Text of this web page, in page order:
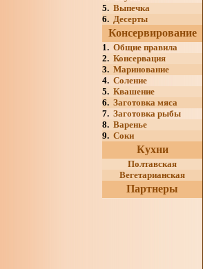
5. Выпечка
6. Десерты
Консервирование
1. Общие правила
2. Консервация
3. Маринование
4. Соление
5. Квашение
6. Заготовка мяса
7. Заготовка рыбы
8. Варенье
9. Соки
Кухни
Полтавская
Вегетарианская
Партнеры